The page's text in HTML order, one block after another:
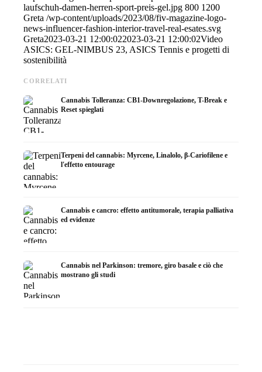
laufschuh-damen-herren-sport-preis-gel.jpg 800 1200
Greta /wp-content/uploads/2023/08/fiv-magazine-logo-
news-influencer-fashion-interior-travel-real-esates.svg
Greta2023-03-21 12:00:022023-03-21 12:00:02Video
ASICS: GEL-NIMBUS 23, ASICS Tennis e progetti di
sostenibilità
CORRELATI
Cannabis Tolleranza: CB1-Downregolazione, T-Break e
Reset spieglati
Terpeni del cannabis: Myrcene, Linalolo, β-Cariofilene e
l'effetto entourage
Cannabis e cancro: effetto antitumorale, terapia palliativa
ed evidenze
Cannabis nel Parkinson: tremore, giro basale e ciò che
mostrano gli studi